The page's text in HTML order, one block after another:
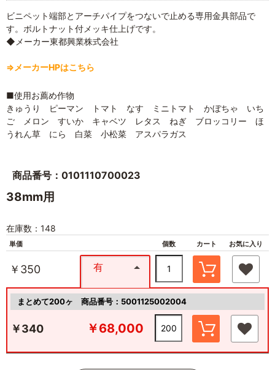
ビニペット端部とアーチパイプをつないで止める専用金具部品で
す。ボルトナット付メッキ仕上げです。
◆メーカー東都興業株式会社
⇒メーカーHPはこちら
■使用お薦め作物
きゅうり ピーマン トマト なす ミニトマト かぼちゃ いち
ご メロン すいか キャベツ レタス ねぎ ブロッコリー ほ
うれん草 にら 白菜 小松菜 アスパラガス
商品番号：0101110700023
38mm用
在庫数：148
単価 個数 カート お気に入り
￥350 有
まとめて200ヶ 商品番号：5001125002004
￥340 ￥68,000